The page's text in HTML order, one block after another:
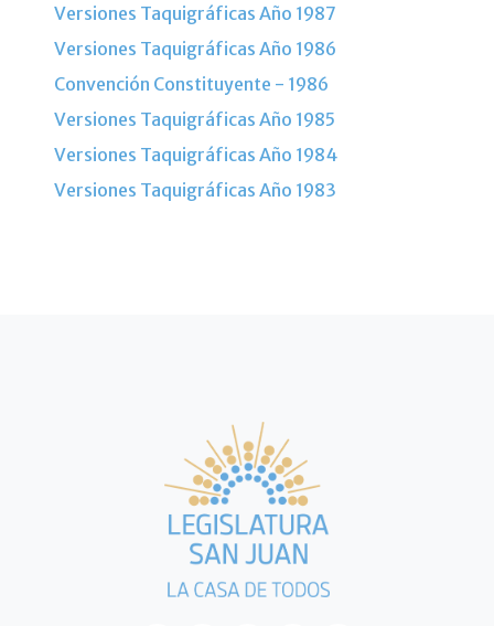
Versiones Taquigráficas Año 1987
Versiones Taquigráficas Año 1986
Convención Constituyente - 1986
Versiones Taquigráficas Año 1985
Versiones Taquigráficas Año 1984
Versiones Taquigráficas Año 1983